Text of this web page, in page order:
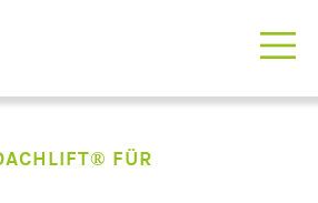
FÜR